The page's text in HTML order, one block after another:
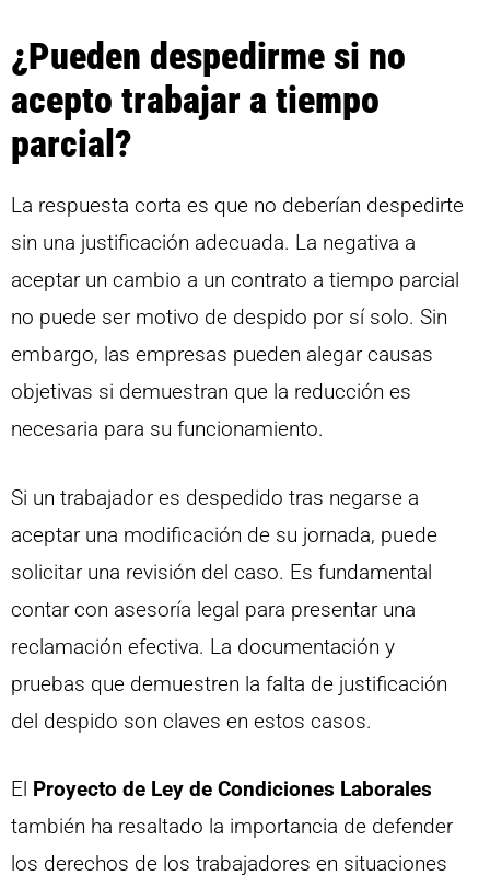
¿Pueden despedirme si no
acepto trabajar a tiempo
parcial?
La respuesta corta es que no deberían despedirte
sin una justificación adecuada. La negativa a
aceptar un cambio a un contrato a tiempo parcial
no puede ser motivo de despido por sí solo. Sin
embargo, las empresas pueden alegar causas
objetivas si demuestran que la reducción es
necesaria para su funcionamiento.
Si un trabajador es despedido tras negarse a
aceptar una modificación de su jornada, puede
solicitar una revisión del caso. Es fundamental
contar con asesoría legal para presentar una
reclamación efectiva. La documentación y
pruebas que demuestren la falta de justificación
del despido son claves en estos casos.
El Proyecto de Ley de Condiciones Laborales
también ha resaltado la importancia de defender
los derechos de los trabajadores en situaciones